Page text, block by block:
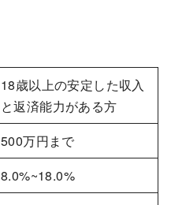
18歳以上の安定した収入
と返済能力がある方
500万円まで
8.0%~18.0%